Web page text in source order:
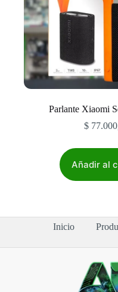
Parlante Xiaomi
$
Añadir al
Inicio